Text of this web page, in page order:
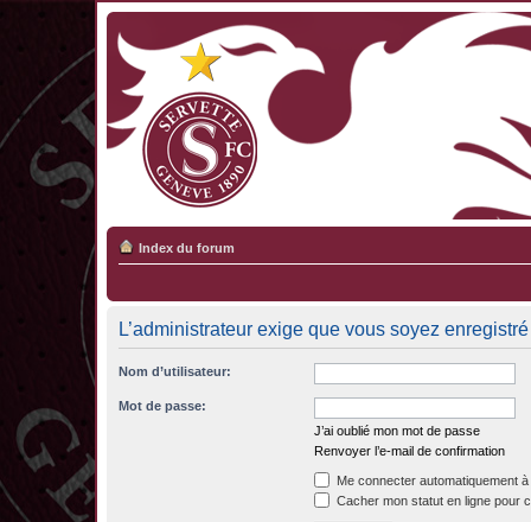
Index du forum
L’administrateur exige que vous soyez
Nom d’utilisateur:
Mot de passe:
J’ai oublié mon mot de passe
Renvoyer l’e-mail de confirmation
Me connecter automatiquement
Cacher mon statut en ligne pour